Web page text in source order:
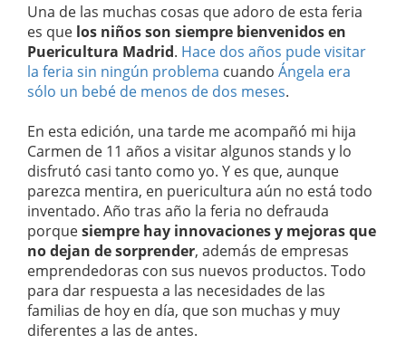
Una de las muchas cosas que adoro de esta feria
es que los niños son siempre bienvenidos en
Puericultura Madrid. Hace dos años pude visitar
la feria sin ningún problema cuando Ángela era
sólo un bebé de menos de dos meses.
En esta edición, una tarde me acompañó mi hija
Carmen de 11 años a visitar algunos stands y lo
disfrutó casi tanto como yo. Y es que, aunque
parezca mentira, en puericultura aún no está todo
inventado. Año tras año la feria no defrauda
porquesiempre hay innovaciones y mejoras que
no dejan de sorprender, además de empresas
emprendedoras con sus nuevos productos. Todo
para dar respuesta a las necesidades de las
familias de hoy en día, que son muchas y muy
diferentes a las de antes.